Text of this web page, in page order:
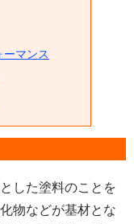
マンス
した塗料のことを
物などが基材とな